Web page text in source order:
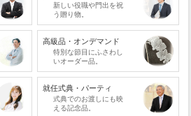
新しい役職や門出を祝
う贈り物。
高級品・オンデマンド
特別な節目にふさわし
いオーダー品。
就任式典・パーティ
式典でのお渡しにも映
える記念品。